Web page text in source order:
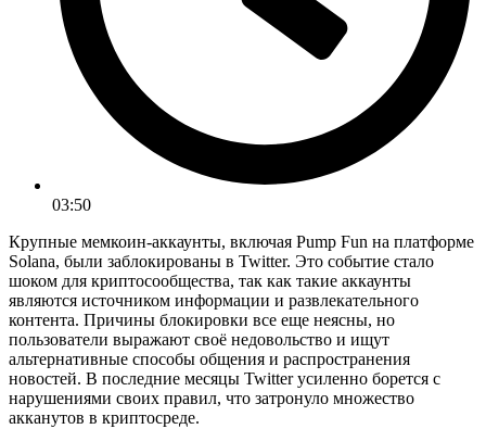
03:50
Крупные мемкоин-аккаунты, включая Pump Fun на платформе
Solana, были заблокированы в Twitter. Это событие стало
шоком для криптосообщества, так как такие аккаунты
являются источником информации и развлекательного
контента. Причины блокировки все еще неясны, но
пользователи выражают своё недовольство и ищут
альтернативные способы общения и распространения
новостей. В последние месяцы Twitter усиленно борется с
нарушениями своих правил, что затронуло множество
акканутов в криптосреде.